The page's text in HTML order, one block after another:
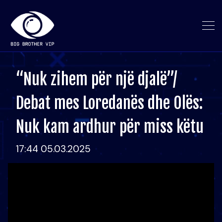
“Nuk zihem për një djalë”/
Debat mes Loredanës dhe Olës:
Nuk kam ardhur për miss këtu
17:44 05.03.2025